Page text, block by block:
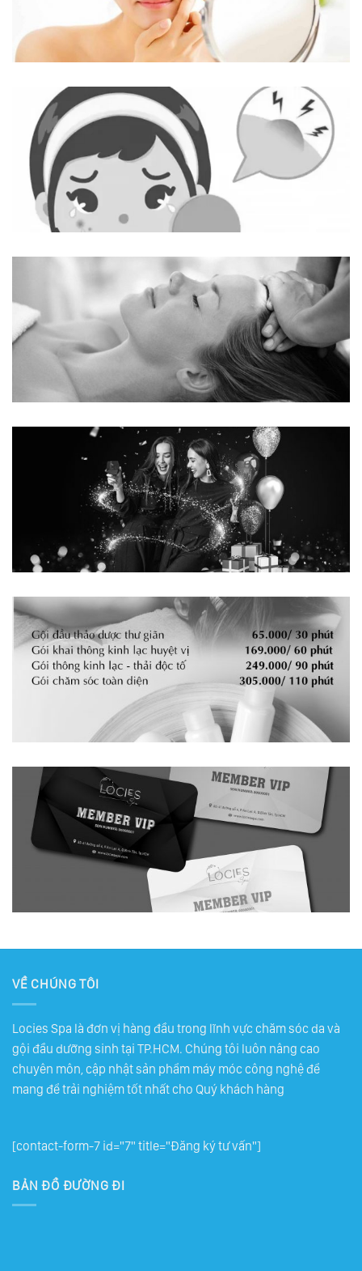
VỀ CHÚNG TÔI
Locies Spa là đơn vị hàng đầu trong lĩnh vực chăm sóc da và
gội đầu dưỡng sinh tại TP.HCM. Chúng tôi luôn nâng cao
chuyên môn, cập nhật sản phẩm máy móc công nghệ để
mang để trải nghiệm tốt nhất cho Quý khách hàng
[contact-form-7 id="7" title="Đăng ký tư vấn"]
BẢN ĐỒ ĐƯỜNG ĐI